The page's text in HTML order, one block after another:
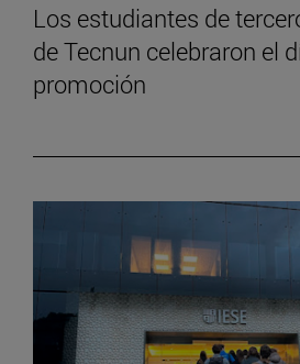
Los estudiantes de
de Tecnun celebraron el
promoción